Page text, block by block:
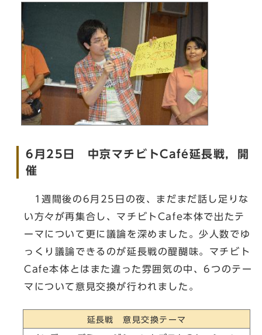
6月25日 中京マチビトCafé延長戦，開
催
1週間後の6月25日の夜、まだまだ話し足りな
い方々が再集合し、マチビトCafe本体で出たテ
ーマについて更に議論を深めました。少人数でゆ
っくり議論できるのが延長戦の醍醐味。マチビト
Cafe本体とはまた違った雰囲気の中、6つのテー
マについて意見交換が行われました。
延長戦 意見交換テーマ